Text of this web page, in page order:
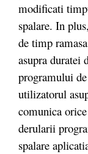
modificati
spalare. In
de timp
asupra duratei
programului
utilizatorul
comunica
derularii
spalare